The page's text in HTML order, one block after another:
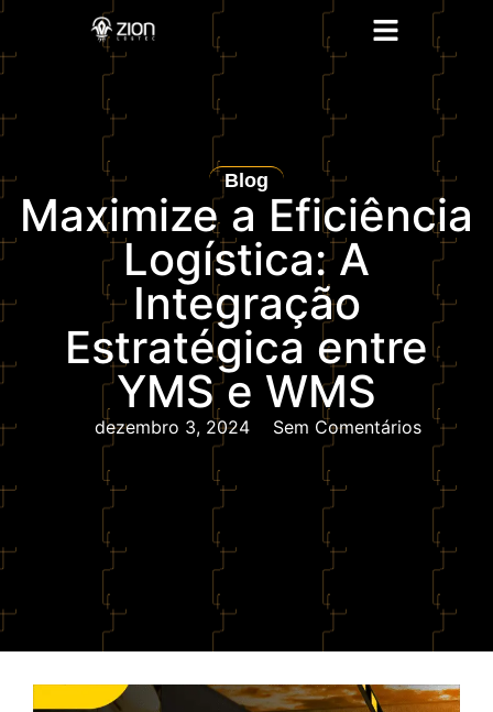
Blog
Maximize a Eficiência
Logística: A
Integração
Estratégica entre
YMS e WMS
dezembro 3, 2024 Sem Comentários